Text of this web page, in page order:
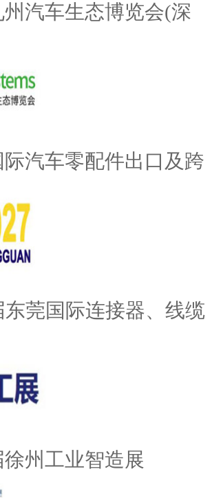
州汽车生态博览会(深
际汽车零配件出口及跨
东莞国际连接器、线缆
徐州工业智造展